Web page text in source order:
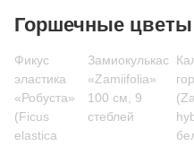
Горшечные цветы
Фикус
эластика
«Робуста»
(Ficus
elastica
Замиокулькас
«Zamiifolia»
100 см, 9
стеблей